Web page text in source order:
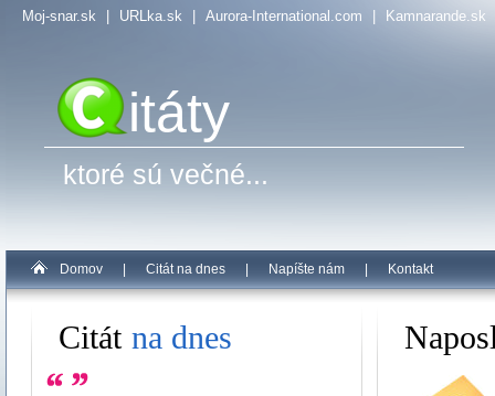
Moj-snar.sk URLka.sk Aurora-International.com Kamnarande.sk
itáty
ktoré sú večné...
Domov Citát na dnes Napíšte nám Kontakt
Citát na dnes